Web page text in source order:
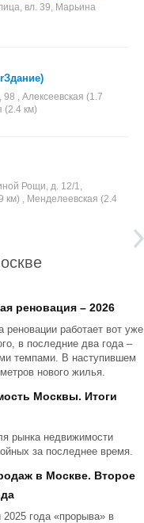
вл. 39, Марьина
, Алексеевская (1.7
(2.4 км)
Рощи, д. 12/1,
км) , Менделеевская (2.4
реновация – 2026
реновации работает вот уже
в последние два года –
темпами. В наступившем
нового жилья.
Москвы. Итоги
рынка недвижимости
за последнее время.
в Москве. Второе
года «прорыва» в